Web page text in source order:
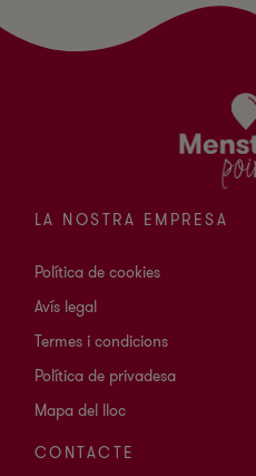
LA NOSTRA EMPRESA
Política de cookies
Avís legal
Termes i condicions
Política de privadesa
Mapa del lloc
CONTACTE